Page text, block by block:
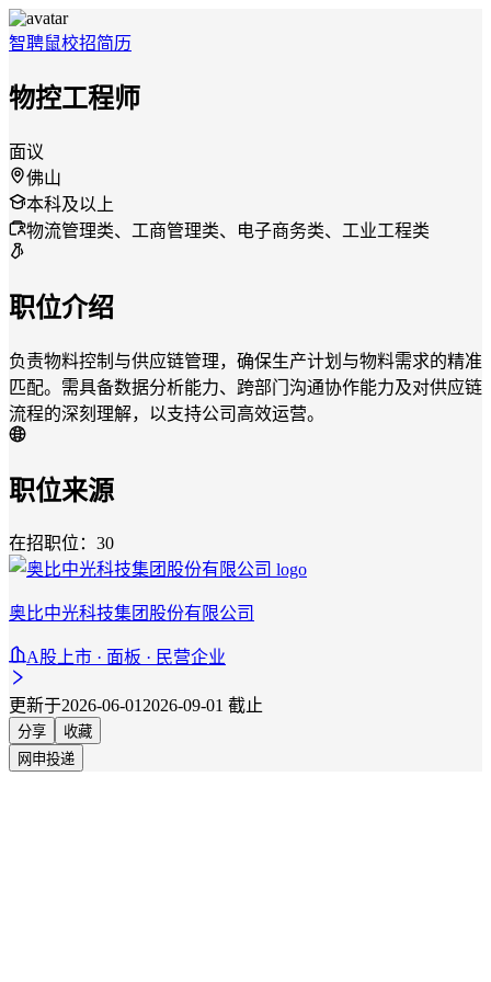
智聘鼠校招简历
物控工程师
面议
佛山
本科及以上
物流管理类、工商管理类、电子商务类、工业工程类
职位介绍
负责物料控制与供应链管理，确保生产计划与物料需求的精准
匹配。需具备数据分析能力、跨部门沟通协作能力及对供应链
流程的深刻理解，以支持公司高效运营。
职位来源
在招职位：30
奥比中光科技集团股份有限公司
A股上市 · 面板 · 民营企业
更新于2026-06-012026-09-01 截止
分享
收藏
网申投递